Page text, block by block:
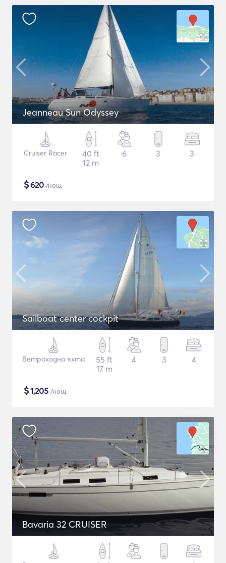
Jeanneau Sun Odyssey
Cruiser Racer
40 ft
12 m
6 3 3
$620 /нощ
Sailboat center cockpit
Ветроходна яхта
55 ft
17 m
4 3 4
$1,205 /нощ
Bavaria 32 CRUISER